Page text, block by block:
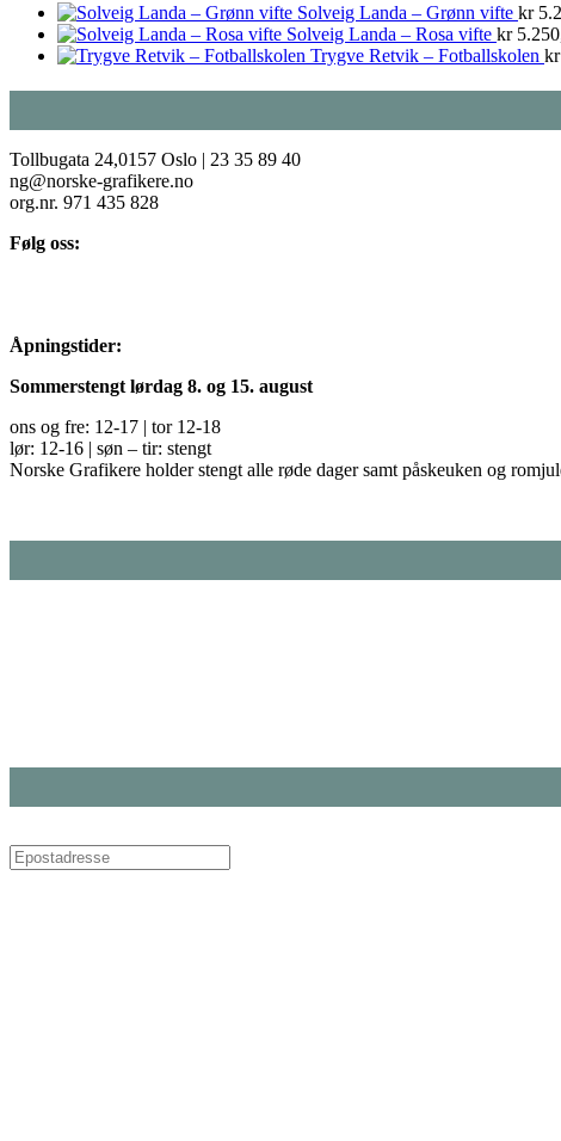
Solveig Landa – Grønn vifte kr
Solveig Landa – Rosa vifte kr
Trygve Retvik – Fotballskolen kr
Tollbugata 24,0157 Oslo | 23 35 89 40
ng@norske-grafikere.no
org.nr. 971 435 828
Følg oss:
Åpningstider:
Sommerstengt lørdag 8. og 15. august
ons og fre: 12-17 | tor 12-18
lør: 12-16 | søn – tir: stengt
Norske Grafikere holder stengt alle røde dager samt påskeuken og